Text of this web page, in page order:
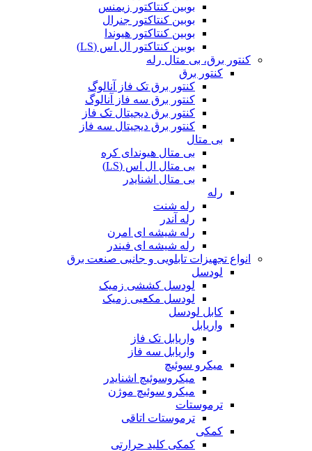
بوبین کنتاکتور زیمنس
بوبین کنتاکتور جنرال
بوبین کنتاکتور هیوندا
بوبین کنتاکتور ال اس (LS)
کنتور برق، بی متال رله
کنتور برق
کنتور برق تک فاز آنالوگ
کنتور برق سه فاز آنالوگ
کنتور برق دیجیتال تک فاز
کنتور برق دیجیتال سه فاز
بی متال
بی متال هیوندای کره
بی متال ال اس (LS)
بی متال اشنایدر
رله
رله شنت
رله آندر
رله شیشه ای امرن
رله شیشه ای فیندر
انواع تجهیزات تابلویی و جانبی صنعت برق
لودسل
لودسل کششی زمیک
لودسل مکعبی زمیک
کابل لودسل
واریابل
واریابل تک فاز
واریابل سه فاز
میکرو سوئیچ
میکروسوئیچ اشنایدر
میکرو سوئیچ موژن
ترموستات
ترموستات اتاقی
کمکی
کمکی کلید حرارتی